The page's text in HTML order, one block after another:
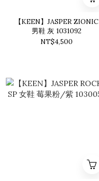
【KEEN】JASPER ZIONIC
男鞋 灰 1031092
NT$4,500